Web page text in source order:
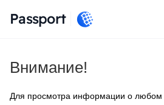
Passport
Внимание!
Для просмотра информации о любом